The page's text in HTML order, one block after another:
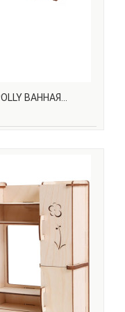
ВАННАЯ...
высотой до 18 см. С
сможет не только
способно..